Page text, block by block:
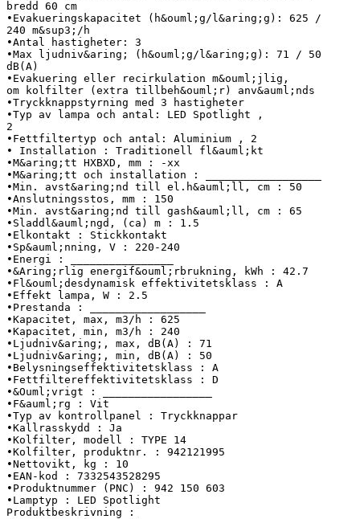
bredd 60 cm
•Evakueringskapacitet (h&ouml;g/l&aring;g): 625 /
240 m&sup3;/h
•Antal hastigheter: 3
•Max ljudniv&aring; (h&ouml;g/l&aring;g): 71 / 50
dB(A)
•Evakuering eller recirkulation m&ouml;jlig,
om kolfilter (extra tillbeh&ouml;r) anv&auml;nds
•Tryckknappstyrning med 3 hastigheter
•Typ av lampa och antal: LED Spotlight ,
2
•Fettfiltertyp och antal: Aluminium , 2
• Installation : Traditionell fl&auml;kt
•M&aring;tt HXBXD, mm : -xx
•M&aring;tt och installation : __________________
•Min. avst&aring;nd till el.h&auml;ll, cm : 50
•Anslutningsstos, mm : 150
•Min. avst&aring;nd till gash&auml;ll, cm : 65
•Sladdl&auml;ngd, (ca) m : 1.5
•Elkontakt : Stickkontakt
•Sp&auml;nning, V : 220-240
•Energi : ________________
•&Aring;rlig energif&ouml;rbrukning, kWh : 42.7
•Fl&ouml;desdynamisk effektivitetsklass : A
•Effekt lampa, W : 2.5
•Prestanda : __________________
•Kapacitet, max, m3/h : 625
•Kapacitet, min, m3/h : 240
•Ljudniv&aring;, max, dB(A) : 71
•Ljudniv&aring;, min, dB(A) : 50
•Belysningseffektivitetsklass : A
•Fettfiltereffektivitetsklass : D
•&Ouml;vrigt : _________________
•F&auml;rg : Vit
•Typ av kontrollpanel : Tryckknappar
•Kallrasskydd : Ja
•Kolfilter, modell : TYPE 14
•Kolfilter, produktnr. : 942121995
•Nettovikt, kg : 10
•EAN-kod : 7332543528295
•Produktnummer (PNC) : 942 150 603
•Lamptyp : LED Spotlight
Produktbeskrivning :